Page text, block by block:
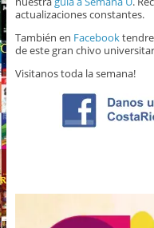
actualizaciones constantes.
También en Facebook
de este gran chivo
Visitanos toda la semana!